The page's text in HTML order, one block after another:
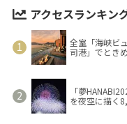
アクセスランキン
全室「海峡ビ
司港」でとき
「夢
を夜空に描く